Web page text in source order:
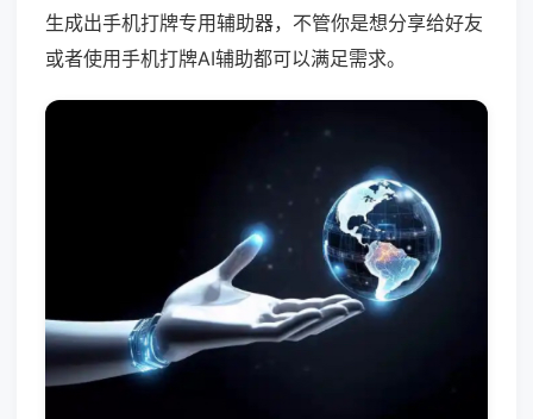
生成出手机打牌专用辅助器，不管你是想分享给好友
或者使用手机打牌AI辅助都可以满足需求。